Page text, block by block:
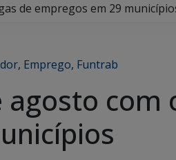
de empregos em 29
, Emprego, Funtrab